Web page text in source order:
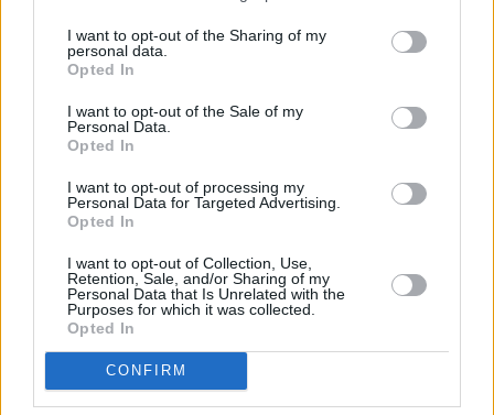
I want to opt-out of the Sharing of my
personal data.
Opted In
I want to opt-out of the Sale of my
Personal Data.
Opted In
I want to opt-out of processing my
Personal Data for Targeted Advertising.
Opted In
I want to opt-out of Collection, Use,
Retention, Sale, and/or Sharing of my
Personal Data that Is Unrelated with the
Purposes for which it was collected.
Opted In
CONFIRM
Tips
melk og ikke vikingmelk. Begge deler selges på
hermetikkboks i de fleste store matvarebutikkene, men
og er hvit og tyntflytende omtrent som vanlig melk.
Søtet kondensert melk, som du skal bruke her, er
tilsvarer omtrent 1 boks søtet kondensert melk.
Isbegre få kjøpt i flere store matbutikker og butikker
isbegrene du ser på bildet er av merket Miss Etoile. Jeg
har kjøpt dem i København (Magasin Du Nord på